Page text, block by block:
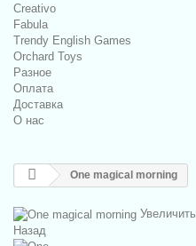
Creativo
Fabula
Trendy English Games
Orchard Toys
Разное
Оплата
Доставка
О нас
One magical morning
Увеличить
Назад